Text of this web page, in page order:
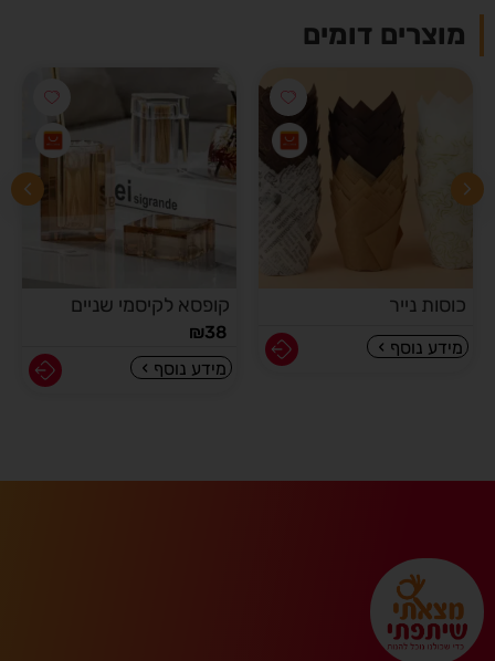
מוצרים דומים
כוסות נייר
מידע נוסף
קופסא לקיסמי שניים
₪38
מידע נוסף